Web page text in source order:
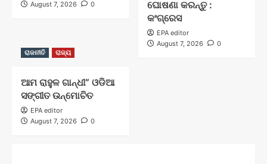
August 7, 2026 0
ଘୋଷଣା କରନ୍ତୁ :
କଂଗ୍ରେସ
EPA editor
August 7, 2026
0
ରାଜନୀତି
ରାଜ୍ୟ
ଆମ ରାହୁଳ ଗାନ୍ଧୀ” ଓଡିଆ
ସଙ୍ଗୀତ ଉନ୍ମୋଚିତ
EPA editor
August 7, 2026
0